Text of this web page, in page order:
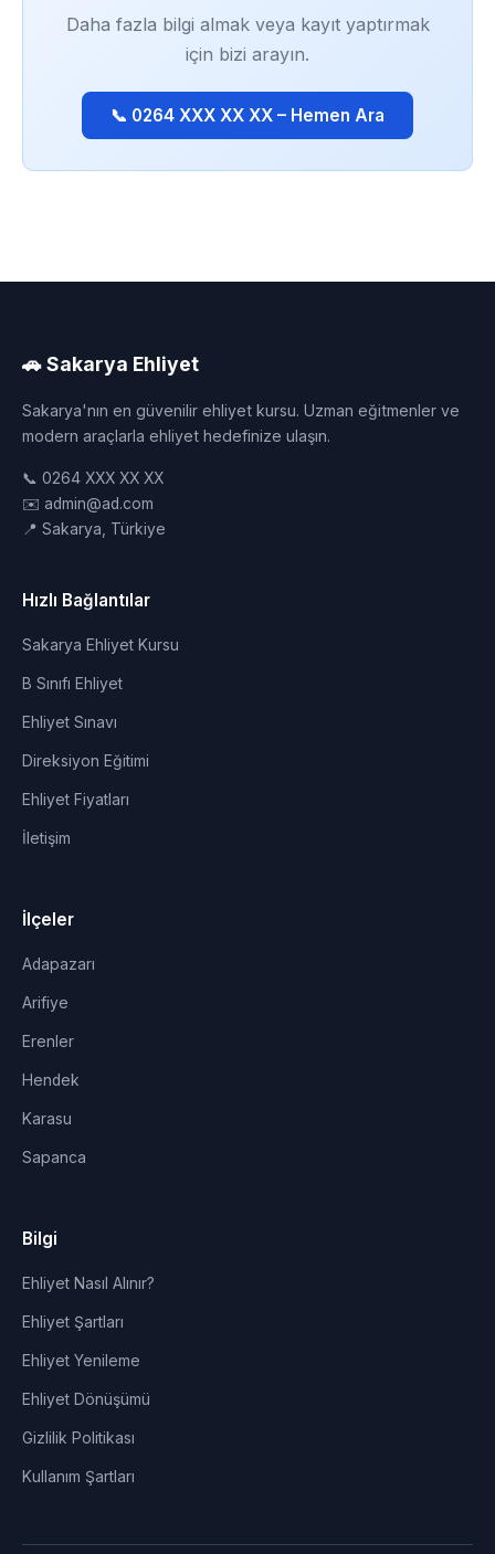
Daha fazla bilgi almak veya kayıt yaptırmak
için bizi arayın.
📞 0264 XXX XX XX – Hemen Ara
🚗 Sakarya Ehliyet
Sakarya'nın en güvenilir ehliyet kursu. Uzman eğitmenler ve
modern araçlarla ehliyet hedefinize ulaşın.
📞 0264 XXX XX XX
✉️ admin@ad.com
📍 Sakarya, Türkiye
Hızlı Bağlantılar
Sakarya Ehliyet Kursu
B Sınıfı Ehliyet
Ehliyet Sınavı
Direksiyon Eğitimi
Ehliyet Fiyatları
İletişim
İlçeler
Adapazarı
Arifiye
Erenler
Hendek
Karasu
Sapanca
Bilgi
Ehliyet Nasıl Alınır?
Ehliyet Şartları
Ehliyet Yenileme
Ehliyet Dönüşümü
Gizlilik Politikası
Kullanım Şartları